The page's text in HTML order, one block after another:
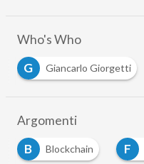
Who's Who
G
Giancarlo Giorgetti
Argomenti
B
Blockchain F